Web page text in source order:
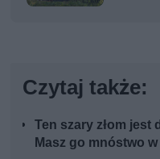
Czytaj także:
Ten szary złom jest
Masz go mnóstwo